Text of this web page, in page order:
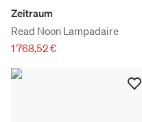
Zeitraum
Read Noon Lampadaire
1 768,52 €